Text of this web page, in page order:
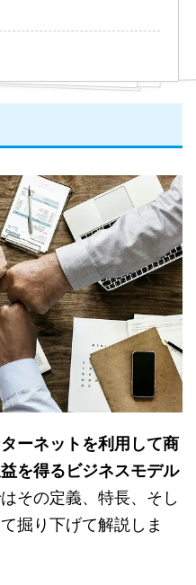
ーネットを利用して商
を得るビジネスモデル
その定義、特長、そし
掘り下げて解説しま